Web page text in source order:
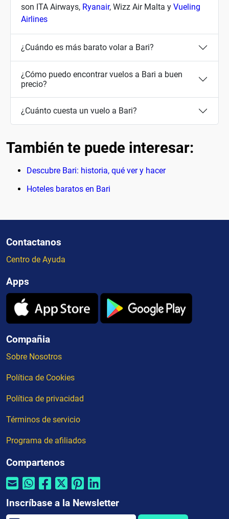
son ITA Airways, Ryanair, Wizz Air Malta y Vueling
Airlines
¿Cuándo es más barato volar a Bari?
¿Cómo puedo encontrar vuelos a Bari a buen
precio?
¿Cuánto cuesta un vuelo a Bari?
También te puede interesar:
Descubre Bari: historia, qué ver y hacer
Hoteles baratos en Bari
Contactanos
Centro de Ayuda
Apps
Compañia
Sobre Nosotros
Política de Cookies
Política de privacidad
Términos de servicio
Programa de afiliados
Compartenos
Inscríbase a la Newsletter